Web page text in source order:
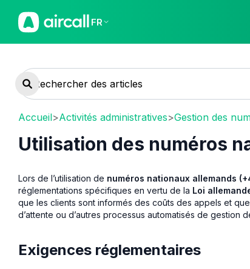
FR
Accueil>Activités administratives>Gestion des
Utilisation des numéros
Lors de l’utilisation de numéros nationaux allemands
réglementations spécifiques en vertu de la Loi
que les clients sont informés des coûts des appels et
d’attente ou d’autres processus automatisés de gestion
Exigences réglementaires